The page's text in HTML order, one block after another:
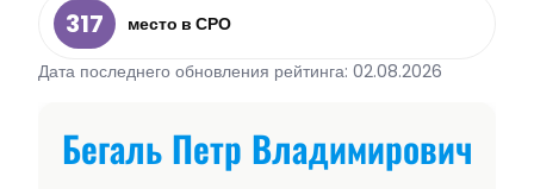
317
место в СРО
Дата последнего обновления рейтинга: 02.08.2026
Бегаль Петр Владимирович